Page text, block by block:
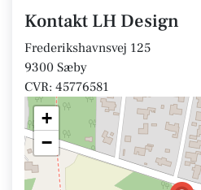
Kontakt LH Design
Frederikshavnsvej 125
9300 Sæby
CVR: 45776581
+
−